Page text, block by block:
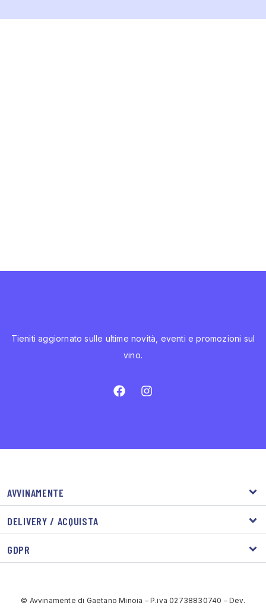
Tieniti aggiornato sulle ultime novità, eventi e promozioni sul
vino.
AVVINAMENTE
DELIVERY / ACQUISTA
GDPR
© Avvinamente di Gaetano Minoia – P.iva 02738830740 – Dev.